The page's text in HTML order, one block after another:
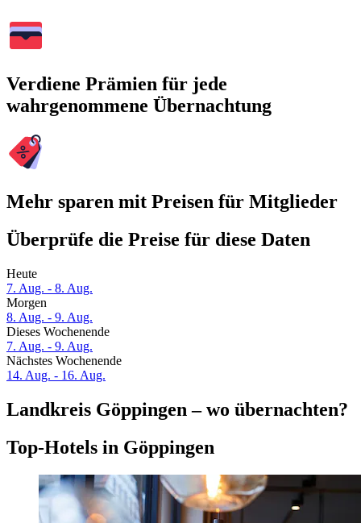
Verdiene Prämien für jede
wahrgenommene Übernachtung
Mehr sparen mit Preisen für Mitglieder
Überprüfe die Preise für diese Daten
Heute
7. Aug. - 8. Aug.
Morgen
8. Aug. - 9. Aug.
Dieses Wochenende
7. Aug. - 9. Aug.
Nächstes Wochenende
14. Aug. - 16. Aug.
Landkreis Göppingen – wo übernachten?
Top-Hotels in Göppingen